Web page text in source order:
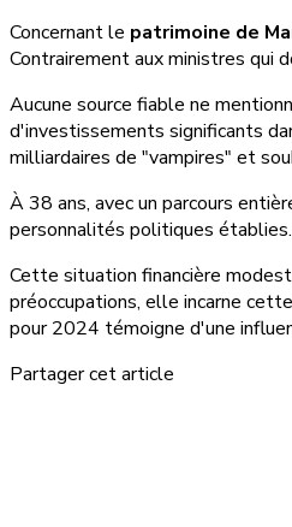
Concernant le patrimoine de
Contrairement aux ministres qui
Aucune source fiable ne
d'investissements significants
milliardaires de "vampires" et
À 38 ans, avec un parcours
personnalités politiques
Cette situation financière
préoccupations, elle incarne cette
pour 2024 témoigne d'une
Partager cet article